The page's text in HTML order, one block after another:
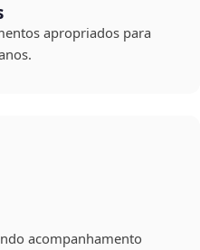
apropriados para
acompanhamento